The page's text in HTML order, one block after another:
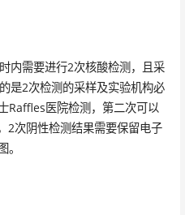
内需要进行2次核酸检测，且采
是2次检测的采样及实验机构必
Raffles医院检测，第二次可以
2次阴性检测结果需要保留电子